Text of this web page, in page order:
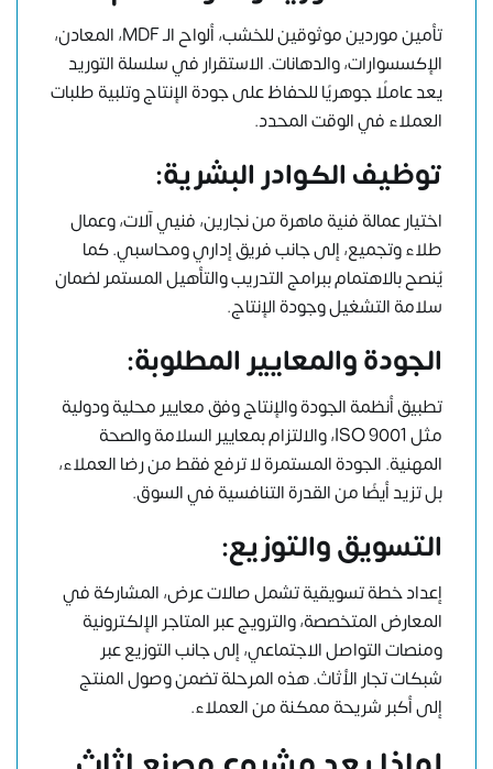
تأمين موردين موثوقين للخشب، ألواح الـ MDF، المعادن،
الإكسسوارات، والدهانات. الاستقرار في سلسلة التوريد
يعد عاملًا جوهريًا للحفاظ على جودة الإنتاج وتلبية طلبات
العملاء في الوقت المحدد.
توظيف الكوادر البشرية:
اختيار عمالة فنية ماهرة من نجارين، فنيي آلات، وعمال
طلاء وتجميع، إلى جانب فريق إداري ومحاسبي. كما
يُنصح بالاهتمام ببرامج التدريب والتأهيل المستمر لضمان
سلامة التشغيل وجودة الإنتاج.
الجودة والمعايير المطلوبة:
تطبيق أنظمة الجودة والإنتاج وفق معايير محلية ودولية
مثل ISO 9001، والالتزام بمعايير السلامة والصحة
المهنية. الجودة المستمرة لا ترفع فقط من رضا العملاء،
بل تزيد أيضًا من القدرة التنافسية في السوق.
التسويق والتوزيع:
إعداد خطة تسويقية تشمل صالات عرض، المشاركة في
المعارض المتخصصة، والترويج عبر المتاجر الإلكترونية
ومنصات التواصل الاجتماعي، إلى جانب التوزيع عبر
شبكات تجار الأثاث. هذه المرحلة تضمن وصول المنتج
إلى أكبر شريحة ممكنة من العملاء.